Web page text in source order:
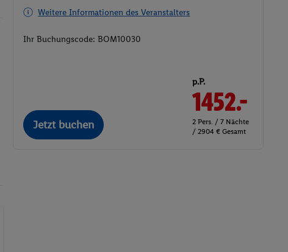
Weitere Informationen des Veranstalters
Ihr Buchungscode:BOM10030
Jetzt buchen
p.P.
1452.-
2 Pers. / 7 Nächte
/ 2904 € Gesamt